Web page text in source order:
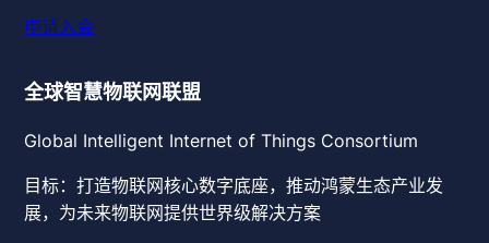
申请入会
全球智慧物联网联盟
Global Intelligent Internet of Things Consortium
目标：打造物联网核心数字底座，推动鸿蒙生态产业发
展，为未来物联网提供世界级解决方案